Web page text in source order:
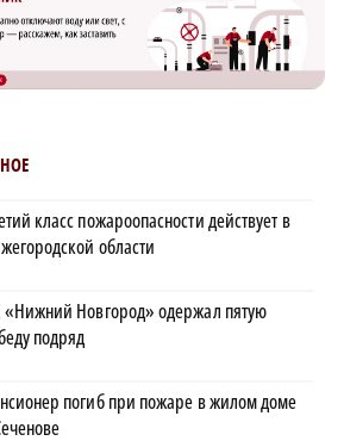
класс пожароопасности действует в
области
Новгород» одержал пятую
подряд
погиб при пожаре в жилом доме